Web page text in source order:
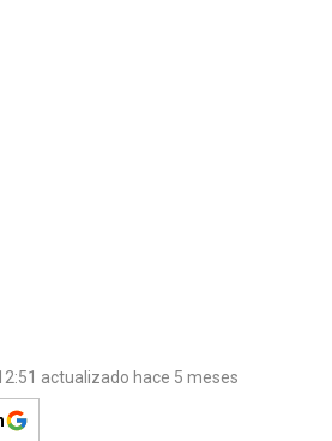
actualizado hace 5 meses